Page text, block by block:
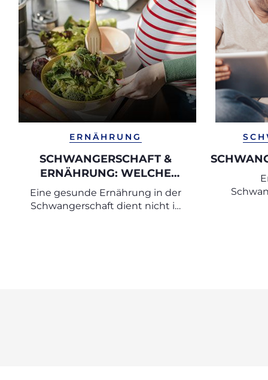
ERNÄHRUNG
SCHWANGERSCHAFT &
ERNÄHRUNG: WELCHE
LEBENSMITTEL SIND
EMPFEHLENSWERT UND
Eine gesunde Ernährung in der
Schwangerschaft dient nicht in